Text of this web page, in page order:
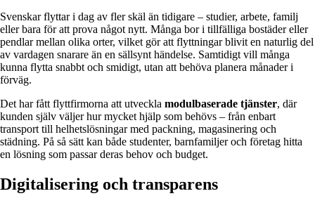
Svenskar flyttar i dag av fler skäl än tidigare – studier, arbete, familj
eller bara för att prova något nytt. Många bor i tillfälliga bostäder eller
pendlar mellan olika orter, vilket gör att flyttningar blivit en naturlig del
av vardagen snarare än en sällsynt händelse. Samtidigt vill många
kunna flytta snabbt och smidigt, utan att behöva planera månader i
förväg.
Det har fått flyttfirmorna att utveckla modulbaserade tjänster, där
kunden själv väljer hur mycket hjälp som behövs – från enbart
transport till helhetslösningar med packning, magasinering och
städning. På så sätt kan både studenter, barnfamiljer och företag hitta
en lösning som passar deras behov och budget.
Digitalisering och transparens